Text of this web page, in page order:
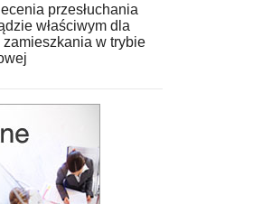
przesłuchania
właściwym dla
w trybie